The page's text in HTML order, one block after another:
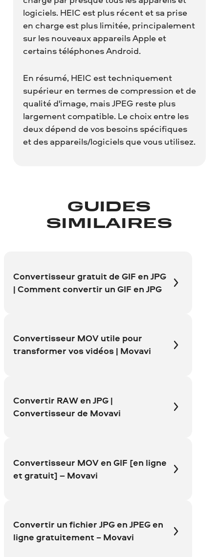
logiciels. HEIC est plus récent et sa prise
en charge est plus limitée, principalement
sur les nouveaux appareils Apple et
certains téléphones Android.
En résumé, HEIC est techniquement
supérieur en termes de compression et de
qualité d'image, mais JPEG reste plus
largement compatible. Le choix entre les
deux dépend de vos besoins spécifiques
et des appareils/logiciels que vous utilisez.
GUIDES
SIMILAIRES
Convertisseur gratuit de GIF en JPG
| Comment convertir un GIF en JPG
Convertisseur MOV utile pour
transformer vos vidéos | Movavi
Convertir RAW en JPG |
Convertisseur de Movavi
Convertisseur MOV en GIF [en ligne
et gratuit] – Movavi
Convertir un fichier JPG en JPEG en
ligne gratuitement − Movavi